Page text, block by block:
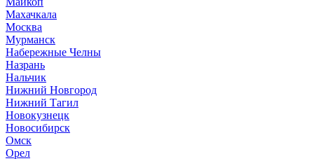
Махачкала
Москва
Мурманск
Набережные Челны
Назрань
Нальчик
Нижний Новгород
Нижний Тагил
Новокузнецк
Новосибирск
Омск
Орел